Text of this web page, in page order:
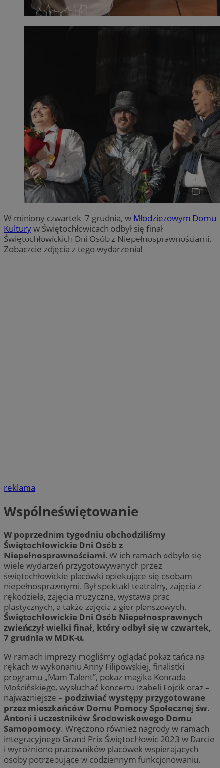
W miniony czwartek, 7 grudnia, w Młodzieżowym Domu
Kulturyw Świętochłowicach odbył się finał
Świętochłowickich Dni Osób z Niepełnosprawnościami.
Zobaczcie zdjęcia z tego wydarzenia!
reklama
Wspólneświętowanie
W poprzednim tygodniu obchodziliśmy
Świętochłowickie Dni Osób z
Niepełnosprawnościami. W ich ramach odbyło się
wiele wydarzeń przygotowywanych przez
świętochłowickie placówki opiekujące się osobami
niepełnosprawnymi. Był spektakl teatralny, zajęcia z
rękodzieła, zajęcia muzyczne, wystawa prac
plastycznych, a także zajęcia z gier planszowych.
Świętochłowickie Dni Osób Niepełnosprawnych
zwieńczył wielki finał, który odbył się w czwartek,
7 grudnia w MDK-u.
W ramach imprezy mogliśmy oglądać pokaz tańca na
rękach w wykonaniu Anny Filipowskiej, finalistki
programu „Mam Talent”, pokaz magika Konrada
Mościńskiego, wysłuchać koncertu Izabeli Fojcik oraz –
najważniejsze – podziwiać występy przygotowane
przez mieszkańców Domu Pomocy Społecznej św.
Antoni i uczestników Środowiskowego Domu
Samopomocy. Wręczono również nagrody w ramach
integracyjnego Grand Prix Świętochłowic 2023 w Darcie
i wyróżniono pracowników placówek wspierających
osoby potrzebujące w codziennym funkcjonowaniu.